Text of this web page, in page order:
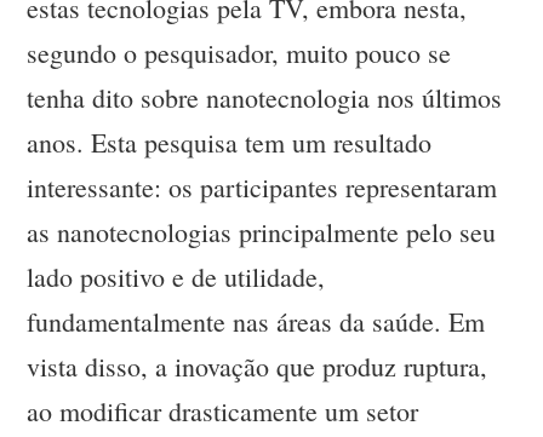
estas tecnologias pela TV, embora nesta,
segundo o pesquisador, muito pouco se
tenha dito sobre nanotecnologia nos últimos
anos. Esta pesquisa tem um resultado
interessante: os participantes representaram
as nanotecnologias principalmente pelo seu
lado positivo e de utilidade,
fundamentalmente nas áreas da saúde. Em
vista disso, a inovação que produz ruptura,
ao modificar drasticamente um setor